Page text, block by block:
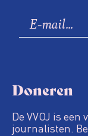
Doneren
De VVOJ is
journalisten.